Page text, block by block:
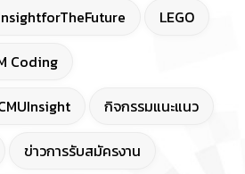
LEGO
Coding
กิจกรรมแนะแนว
ข่าวการรับสมัครงาน